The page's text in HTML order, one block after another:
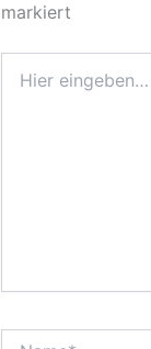
markiert
eingeben…